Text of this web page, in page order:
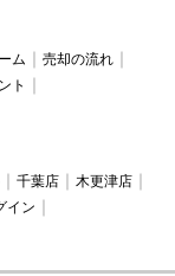
ム
売却の流れ
ト
千葉店
木更津店
イン